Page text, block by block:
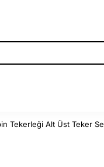
Tekerleği Alt Üst Teker